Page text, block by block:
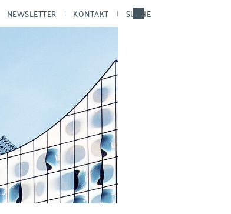
NEWSLETTER KONTAKT SUCHE